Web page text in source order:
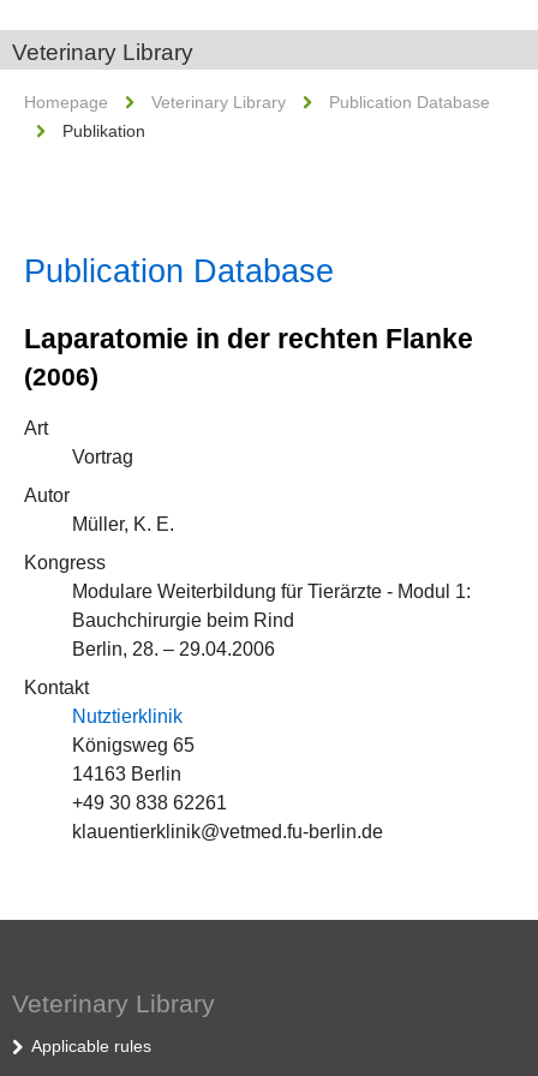
Veterinary Library
Homepage Veterinary Library
Publication Database
Publikation
Publication Database
Laparatomie in der rechten Flanke
(2006)
Art
Vortrag
Autor
Müller, K. E.
Kongress
Modulare Weiterbildung für Tierärzte - Modul 1:
Bauchchirurgie beim Rind
Berlin, 28. – 29.04.2006
Kontakt
Nutztierklinik
Königsweg 65
14163 Berlin
+49 30 838 62261
klauentierklinik@vetmed.fu-berlin.de
Veterinary Library
Applicable rules